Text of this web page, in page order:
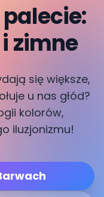
palecie:
zimne
się większe,
u nas głód?
kolorów,
iluzjonizmu!